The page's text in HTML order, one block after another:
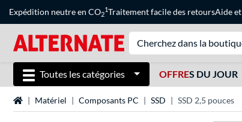
Expédition neutre en CO2
1Traitement facile des retoursAideet
Toutes les catégories OFFRES DU JOUR
Page d'accueil
Matériel Composants PC SSD SSD 2,5 pouces